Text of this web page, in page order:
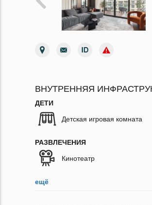
ВНУТРЕННЯЯ
ДЕТИ
Детская игровая комната
РАЗВЛЕЧЕНИЯ
Кинотеатр
ещё